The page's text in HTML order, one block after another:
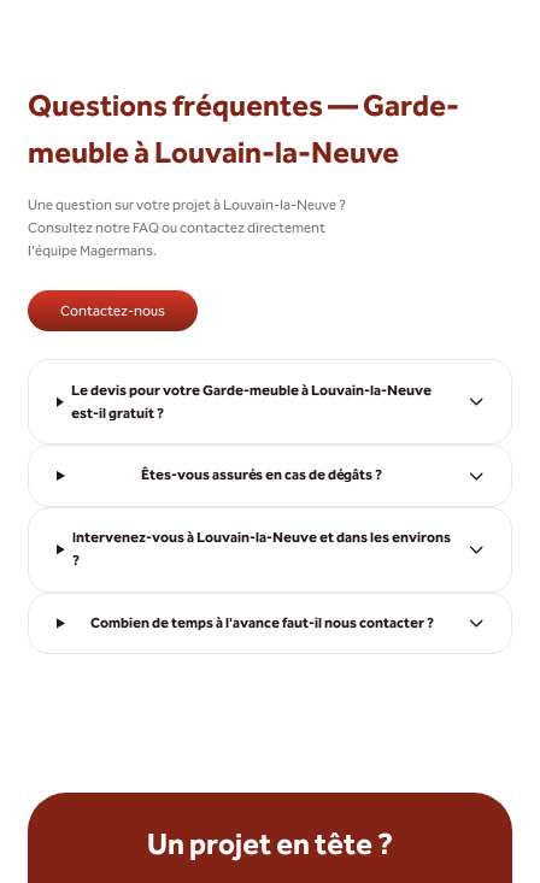
Questions fréquentes — Garde-
meuble à Louvain-la-Neuve
Une question sur votre projet à Louvain-la-Neuve ?
Consultez notre FAQ ou contactez directement
l'équipe Magermans.
Contactez-nous
Le devis pour votre Garde-meuble à Louvain-la-Neuve
est-il gratuit ?
Êtes-vous assurés en cas de dégâts ?
Intervenez-vous à Louvain-la-Neuve et dans les environs
?
Combien de temps à l'avance faut-il nous contacter ?
Un projet en tête ?